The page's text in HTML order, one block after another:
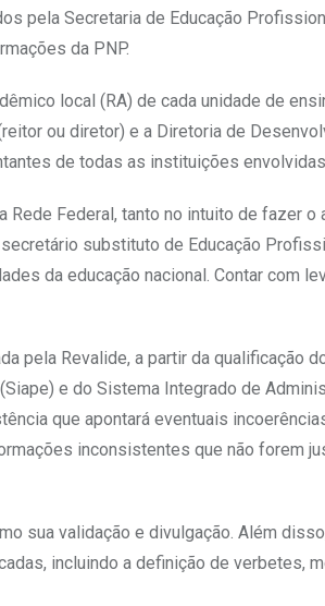
pela Secretaria de Educação
da PNP.
local (RA) de cada unidade de
ou diretor) e a Diretoria de
de todas as instituições
Federal, tanto no intuito de fazer
substituto de Educação
da educação nacional. Contar com
pela Revalide, a partir da
e do Sistema Integrado de
que apontará eventuais
inconsistentes que não forem
sua validação e divulgação. Além
incluindo a definição de verbetes,